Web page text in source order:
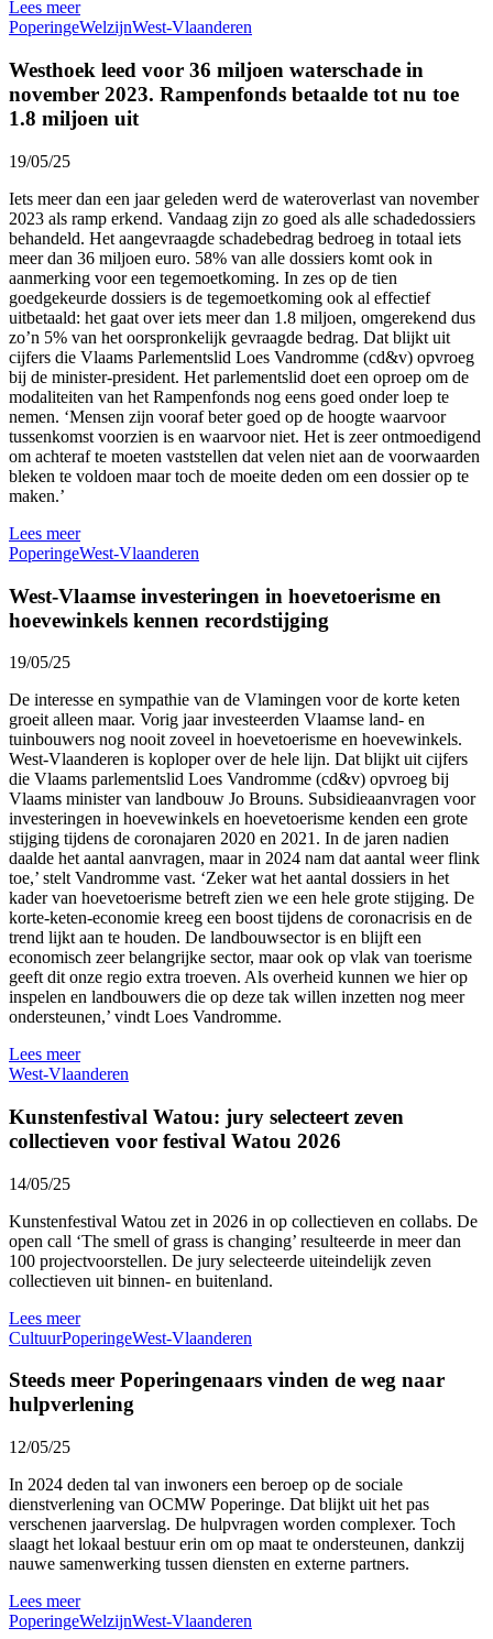
Lees meer
PoperingeWelzijnWest-Vlaanderen
Westhoek leed voor 36 miljoen waterschade in
november 2023. Rampenfonds betaalde tot nu toe
1.8 miljoen uit
19/05/25
Iets meer dan een jaar geleden werd de wateroverlast van november
2023 als ramp erkend. Vandaag zijn zo goed als alle schadedossiers
behandeld. Het aangevraagde schadebedrag bedroeg in totaal iets
meer dan 36 miljoen euro. 58% van alle dossiers komt ook in
aanmerking voor een tegemoetkoming. In zes op de tien
goedgekeurde dossiers is de tegemoetkoming ook al effectief
uitbetaald: het gaat over iets meer dan 1.8 miljoen, omgerekend dus
zo’n 5% van het oorspronkelijk gevraagde bedrag. Dat blijkt uit
cijfers die Vlaams Parlementslid Loes Vandromme (cd&v) opvroeg
bij de minister-president. Het parlementslid doet een oproep om de
modaliteiten van het Rampenfonds nog eens goed onder loep te
nemen. ‘Mensen zijn vooraf beter goed op de hoogte waarvoor
tussenkomst voorzien is en waarvoor niet. Het is zeer ontmoedigend
om achteraf te moeten vaststellen dat velen niet aan de voorwaarden
bleken te voldoen maar toch de moeite deden om een dossier op te
maken.’
Lees meer
PoperingeWest-Vlaanderen
West-Vlaamse investeringen in hoevetoerisme en
hoevewinkels kennen recordstijging
19/05/25
De interesse en sympathie van de Vlamingen voor de korte keten
groeit alleen maar. Vorig jaar investeerden Vlaamse land- en
tuinbouwers nog nooit zoveel in hoevetoerisme en hoevewinkels.
West-Vlaanderen is koploper over de hele lijn. Dat blijkt uit cijfers
die Vlaams parlementslid Loes Vandromme (cd&v) opvroeg bij
Vlaams minister van landbouw Jo Brouns. Subsidieaanvragen voor
investeringen in hoevewinkels en hoevetoerisme kenden een grote
stijging tijdens de coronajaren 2020 en 2021. In de jaren nadien
daalde het aantal aanvragen, maar in 2024 nam dat aantal weer flink
toe,’ stelt Vandromme vast. ‘Zeker wat het aantal dossiers in het
kader van hoevetoerisme betreft zien we een hele grote stijging. De
korte-keten-economie kreeg een boost tijdens de coronacrisis en de
trend lijkt aan te houden. De landbouwsector is en blijft een
economisch zeer belangrijke sector, maar ook op vlak van toerisme
geeft dit onze regio extra troeven. Als overheid kunnen we hier op
inspelen en landbouwers die op deze tak willen inzetten nog meer
ondersteunen,’ vindt Loes Vandromme.
Lees meer
West-Vlaanderen
Kunstenfestival Watou: jury selecteert zeven
collectieven voor festival Watou 2026
14/05/25
Kunstenfestival Watou zet in 2026 in op collectieven en collabs. De
open call ‘The smell of grass is changing’ resulteerde in meer dan
100 projectvoorstellen. De jury selecteerde uiteindelijk zeven
collectieven uit binnen- en buitenland.
Lees meer
CultuurPoperingeWest-Vlaanderen
Steeds meer Poperingenaars vinden de weg naar
hulpverlening
12/05/25
In 2024 deden tal van inwoners een beroep op de sociale
dienstverlening van OCMW Poperinge. Dat blijkt uit het pas
verschenen jaarverslag. De hulpvragen worden complexer. Toch
slaagt het lokaal bestuur erin om op maat te ondersteunen, dankzij
nauwe samenwerking tussen diensten en externe partners.
Lees meer
PoperingeWelzijnWest-Vlaanderen